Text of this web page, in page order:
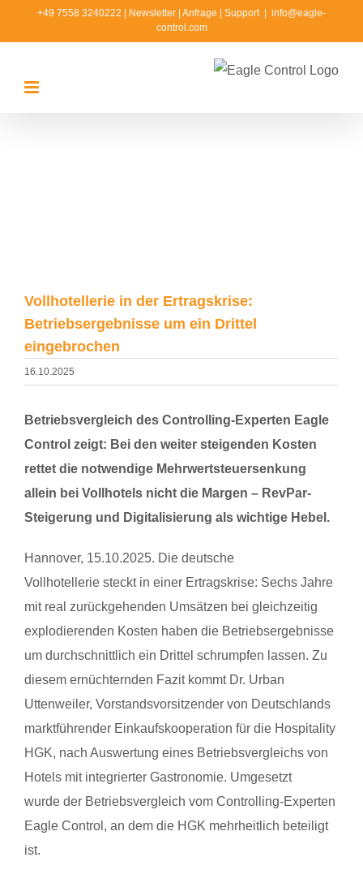
+49 7558 3240222 Newsletter Anfrage Support
info@eagle-
control.com
Vollhotellerie in der Ertragskrise:
Betriebsergebnisse um ein Drittel
eingebrochen
16.10.2025
Betriebsvergleich des Controlling-Experten Eagle
Control zeigt: Bei den weiter steigenden Kosten
rettet die notwendige Mehrwertsteuersenkung
allein bei Vollhotels nicht die Margen – RevPar-
Steigerung und Digitalisierung als wichtige Hebel.
Hannover, 15.10.2025. Die deutsche
Vollhotelleriesteckt in einer Ertragskrise: Sechs Jahre
mit real zurückgehenden Umsätzen bei gleichzeitig
explodierenden Kosten haben die Betriebsergebnisse
um durchschnittlich ein Drittel schrumpfen lassen. Zu
diesem ernüchternden Fazit kommt Dr. Urban
Uttenweiler, Vorstandsvorsitzender von Deutschlands
marktführender Einkaufskooperation für die Hospitality
HGK, nach Auswertung eines Betriebsvergleichs von
Hotels mit integrierter Gastronomie. Umgesetzt
wurde derBetriebsvergleich vom Controlling-Experten
Eagle Control, an dem die HGK mehrheitlich beteiligt
ist.